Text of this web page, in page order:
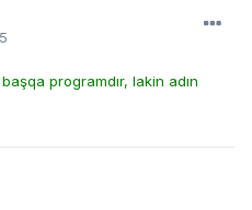
programdır, lakin adın